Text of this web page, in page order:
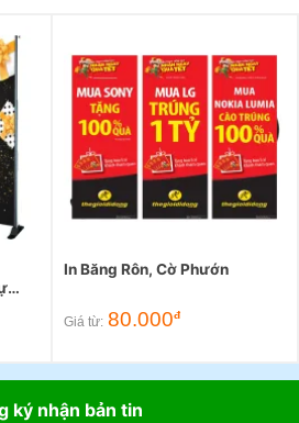
In Băng Rôn, Cờ Phướn
Giá từ: 80.000đ
ký nhận bản tin